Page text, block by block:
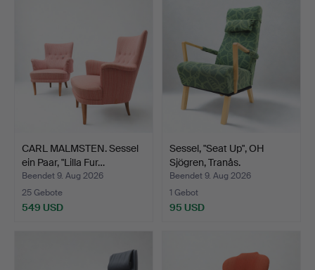
CARL MALMSTEN. Sessel
ein Paar, "Lilla Fur…
Beendet 9. Aug 2026
25 Gebote
549 USD
Sessel, "Seat Up", OH
Sjögren, Tranås.
Beendet 9. Aug 2026
1 Gebot
95 USD